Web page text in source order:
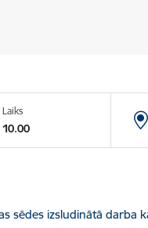
Laiks
10.00
sēdes izsludinātā darba